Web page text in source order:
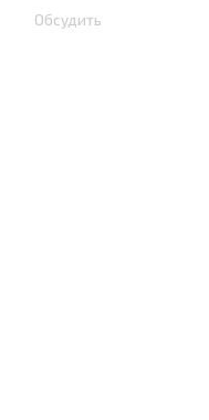
Обсудить